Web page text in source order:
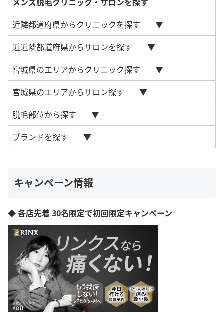
近隣都道府県からクリニックを探す
近近隣都道府県からサロンを探す
宮城県のエリアからクリニック探す
宮城県のエリアからサロン探す
脱毛部位から探す
ブランドを探す
キャンペーン情報
◆ 各店先着 30名限定で初回限定キャンペーン